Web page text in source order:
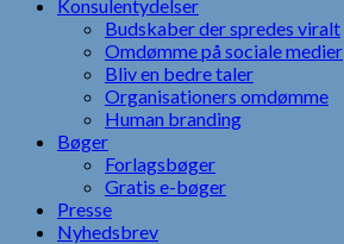
Konsulentydelser
Budskaber der spredes viralt
Omdømme på sociale medier
Bliv en bedre taler
Organisationers omdømme
Human branding
Bøger
Forlagsbøger
Gratis e-bøger
Presse
Nyhedsbrev